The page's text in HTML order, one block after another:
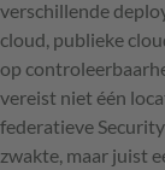
verschillende
cloud, publieke
op
vereist niet één
federatieve
zwakte, maar juist